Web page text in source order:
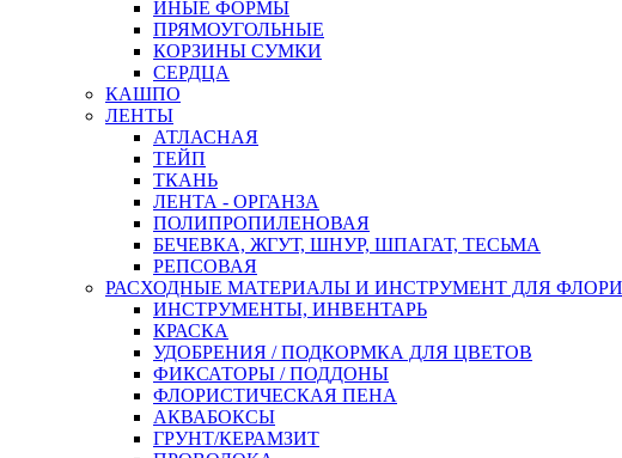
ИНЫЕ ФОРМЫ
ПРЯМОУГОЛЬНЫЕ
КОРЗИНЫ СУМКИ
СЕРДЦА
КАШПО
ЛЕНТЫ
АТЛАСНАЯ
ТЕЙП
ТКАНЬ
ЛЕНТА - ОРГАНЗА
ПОЛИПРОПИЛЕНОВАЯ
БЕЧЕВКА, ЖГУТ, ШНУР, ШПАГАТ, ТЕСЬМА
РЕПСОВАЯ
РАСХОДНЫЕ МАТЕРИАЛЫ И ИНСТРУМЕНТ ДЛЯ
ИНСТРУМЕНТЫ, ИНВЕНТАРЬ
КРАСКА
УДОБРЕНИЯ / ПОДКОРМКА ДЛЯ ЦВЕТОВ
ФИКСАТОРЫ / ПОДДОНЫ
ФЛОРИСТИЧЕСКАЯ ПЕНА
АКВАБОКСЫ
ГРУНТ/КЕРАМЗИТ